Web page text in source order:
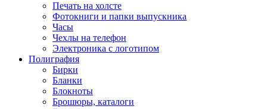
Печать на холсте
Фотокниги и папки выпускника
Часы
Чехлы на телефон
Электроника с логотипом
Полиграфия
Бирки
Бланки
Блокноты
Брошюры, каталоги